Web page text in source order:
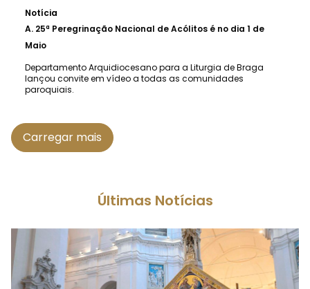
Notícia
A. 25ª Peregrinação Nacional de Acólitos é no dia 1 de
Maio
Departamento Arquidiocesano para a Liturgia de Braga
lançou convite em vídeo a todas as comunidades
paroquiais.
Carregar mais
Últimas Notícias